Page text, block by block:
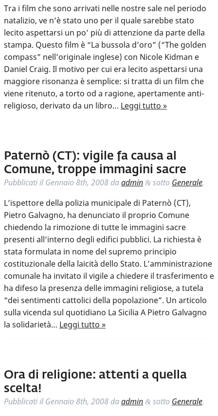
Tra i film che sono arrivati nelle nostre sale nel periodo
natalizio, ve n’è stato uno per il quale sarebbe stato
lecito aspettarsi un po’ più di attenzione da parte della
stampa. Questo film è “La bussola d’oro” (“The golden
compass” nell’originale inglese) con Nicole Kidman e
Daniel Craig. Il motivo per cui era lecito aspettarsi una
maggiore risonanza è semplice: si tratta di un film che
viene ritenuto, a torto od a ragione, apertamente anti-
religioso, derivato da un libro… Leggi tutto »
Paternò (CT): vigile fa causa al
Comune, troppe immagini sacre
Pubblicati ilGennaio 8th, 2008 daadmin & sotto Generale.
L’ispettore della polizia municipale di Paternò (CT),
Pietro Galvagno, ha denunciato il proprio Comune
chiedendo la rimozione di tutte le immagini sacre
presenti all’interno degli edifici pubblici. La richiesta è
stata formulata in nome del supremo principio
costituzionale della laicità dello Stato. L’amministrazione
comunale ha invitato il vigile a chiedere il trasferimento e
ha difeso la presenza delle immagini religiose, a tutela
“dei sentimenti cattolici della popolazione”. Un articolo
sulla vicenda sul quotidiano La Sicilia A Pietro Galvagno
la solidarietà… Leggi tutto »
Ora di religione: attenti a quella
scelta!
Pubblicati ilGennaio 8th, 2008 daadmin & sotto Generale.